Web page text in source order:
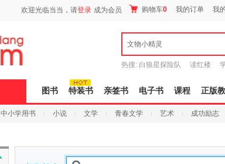
欢迎光临当当，请登录 成为会员 购物车0 我的订单 我
文物小精灵
热搜: 白狼星探险队 读红楼
图书 特装书 亲签书 电子书 课程 正版
中小学用书 小说 文学 青春文学 艺术 成功励志